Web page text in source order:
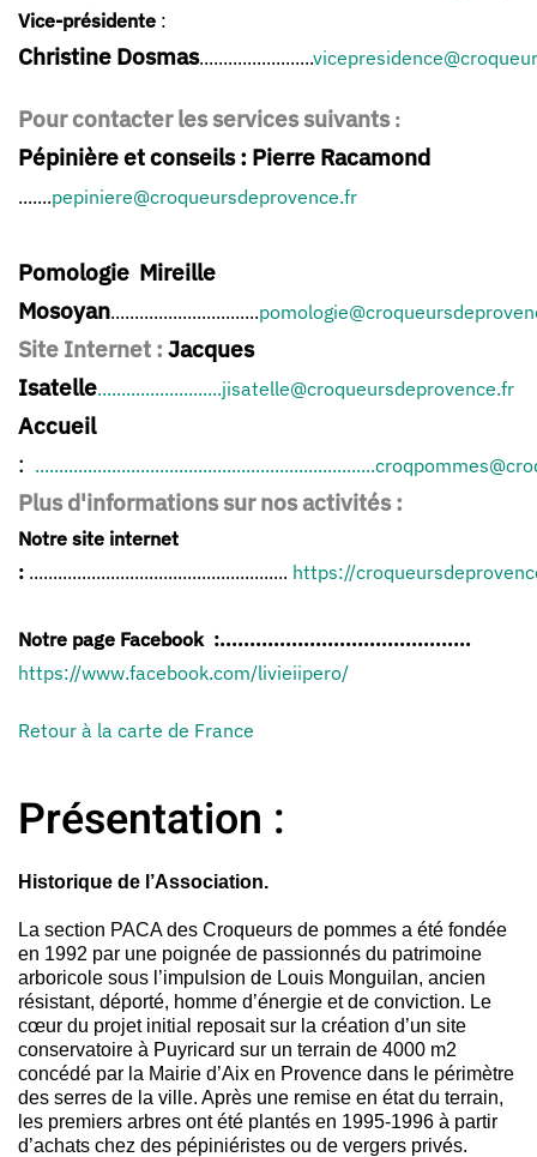
Vice-présidente :
Christine Dosmas........................
Pour contacter les services suivants :
Pépinière et conseils : Pierre Racamond
.......pepiniere@croqueursdeprovence.fr
Pomologie Mireille
Mosoyan...............................
Site Internet : Jacques
Isatelle..........................jisatelle@croqueursdeprovence.fr
Accueil
: .......................................................................
Plus d'informations sur nos activités :
Notre site internet
: ...................................................... https://
Notre page Facebook :..........................................
https://www.facebook.com/livieiipero/
Retour à la carte de France
Présentation :
Historique de l’Association.
La section PACA des Croqueurs de pommes a été fondée
en 1992 par une poignée de passionnés du patrimoine
arboricole sous l’impulsion de Louis Monguilan, ancien
résistant, déporté, homme d’énergie et de conviction. Le
cœur du projet initial reposait sur la création d’un site
conservatoire à Puyricard sur un terrain de 4000 m2
concédé par la Mairie d’Aix en Provence dans le périmètre
des serres de la ville. Après une remise en état du terrain,
les premiers arbres ont été plantés en 1995-1996 à partir
d’achats chez des pépiniéristes ou de vergers privés.